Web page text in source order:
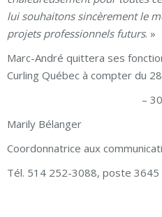
lui souhaitons sincèrement le
projets professionnels futurs. »
Marc-André quittera ses
Curling Québec à compter du
–
Marily Bélanger
Coordonnatrice aux
Tél. 514 252-3088, poste 3645